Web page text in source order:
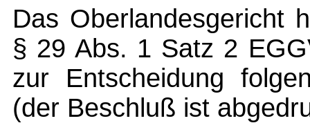
Das Oberlandesgericht
§ 29 Abs. 1 Satz 2
zur Entscheidung
(der Beschluß ist